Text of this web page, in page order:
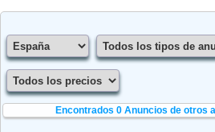
Encontrados 0Anuncios de otros